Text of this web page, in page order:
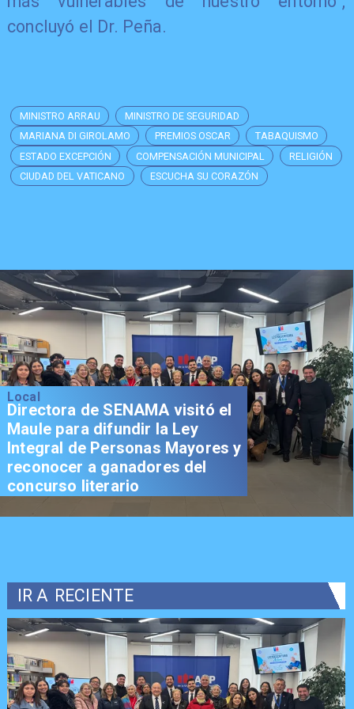
concluyó el Dr. Peña.
MINISTRO ARRAU
MINISTRO DE SEGURIDAD
MARIANA DI GIROLAMO
PREMIOS OSCAR
TABAQUISMO
ESTADO EXCEPCIÓN
COMPENSACIÓN MUNICIPAL
RELIGIÓN
CIUDAD DEL VATICANO
ESCUCHA SU CORAZÓN
Local
Directora de SENAMA visitó el
Maule para difundir la Ley
Integral de Personas Mayores y
reconocer a ganadores del
concurso literario
IR A RECIENTE